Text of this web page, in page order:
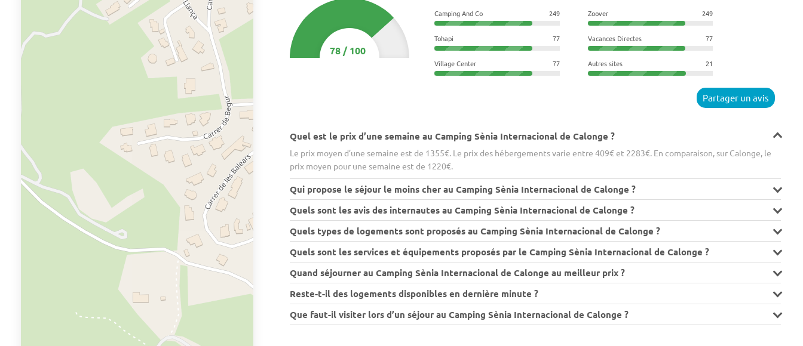
78 /100
Camping And Co 249 Zoover 249
Tohapi 77 Vacances Directes 77
Village Center 77 Autres sites 21
Partager un avis
Quel est le prix d’une semaine au Camping Sènia Internacional de Calonge ?
Le prix moyen d’une semaine est de 1355€. Le prix des hébergements varie entre 409€ et 2283€. En comparaison, sur Calonge, le
prix moyen pour une semaine est de 1220€.
Qui propose le séjour le moins cher au Camping Sènia Internacional de Calonge ?
Quels sont les avis des internautes au Camping Sènia Internacional de Calonge ?
Quels types de logements sont proposés au Camping Sènia Internacional de Calonge ?
Quels sont les services et équipements proposés par le Camping Sènia Internacional de Calonge ?
Quand séjourner au Camping Sènia Internacional de Calonge au meilleur prix ?
Reste-t-il des logements disponibles en dernière minute ?
Que faut-il visiter lors d’un séjour au Camping Sènia Internacional de Calonge ?